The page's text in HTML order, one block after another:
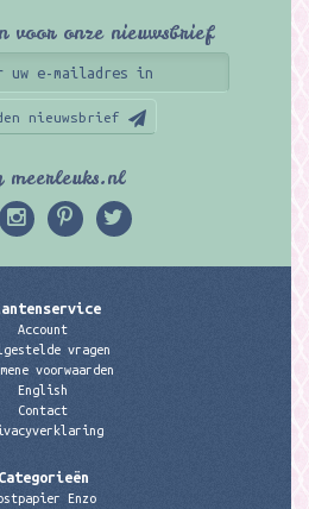
voor onze nieuwsbrief
nieuwsbrief
meerleuks.nl
Account
vragen
voorwaarden
English
Contact
Categorieën
Enzo